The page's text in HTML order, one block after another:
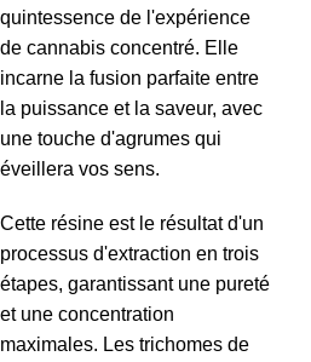
quintessence de l'expérience
de cannabis concentré. Elle
incarne la fusion parfaite entre
la puissance et la saveur, avec
une touche d'agrumes qui
éveillera vos sens.
Cette résine est le résultat d'un
processus d'extraction en trois
étapes, garantissant une pureté
et une concentration
maximales. Les trichomes de